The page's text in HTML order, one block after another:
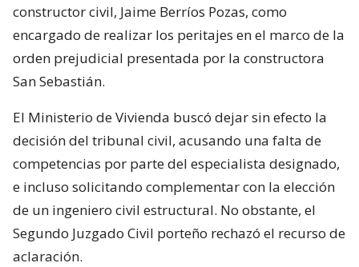
constructor civil, Jaime Berríos Pozas, como
encargado de realizar los peritajes en el marco de la
orden prejudicial presentada por la constructora
San Sebastián.
El Ministerio de Vivienda buscó dejar sin efecto la
decisión del tribunal civil, acusando una falta de
competencias por parte del especialista designado,
e incluso solicitando complementar con la elección
de un ingeniero civil estructural. No obstante, el
Segundo Juzgado Civil porteño rechazó el recurso de
aclaración.